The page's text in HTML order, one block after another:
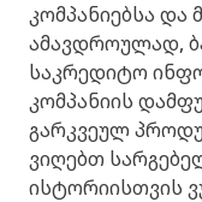
კომპანიებსა და
ამავდროულად,
საკრედიტო
კომპანიის
გარკვეულ
ვიღებთ
ისტორიისთვის